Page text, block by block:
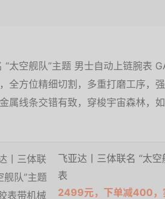
“太空舰队”主题 男士自动上链腕表
全方位精细切割，多重打磨工序，
属线条交错有致，穿梭宇宙森林，
飞亚达丨三体联名 “太
表
2499元，下单减400